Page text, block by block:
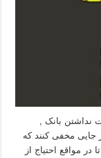
نداشتن بانک ,
جایی مخفی کنند که
مواقع احتیاج از